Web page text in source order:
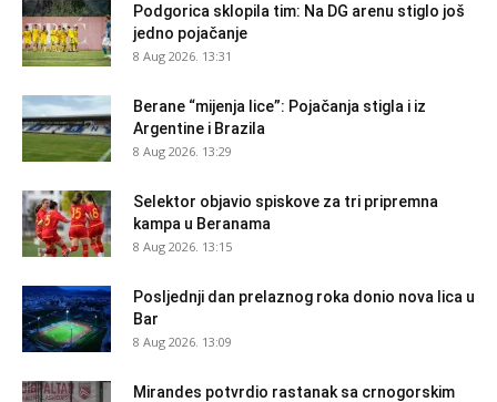
Podgorica sklopila tim: Na DG arenu stiglo još
jedno pojačanje
8 Aug 2026. 13:31
Berane “mijenja lice”: Pojačanja stigla i iz
Argentine i Brazila
8 Aug 2026. 13:29
Selektor objavio spiskove za tri pripremna
kampa u Beranama
8 Aug 2026. 13:15
Posljednji dan prelaznog roka donio nova lica u
Bar
8 Aug 2026. 13:09
Mirandes potvrdio rastanak sa crnogorskim